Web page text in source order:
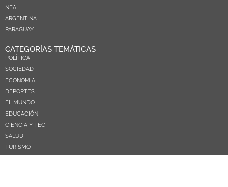
NEA
ARGENTINA
PARAGUAY
CATEGORÍAS TEMÁTICAS
POLÍTICA
SOCIEDAD
ECONOMIA
DEPORTES
EL MUNDO
EDUCACIÓN
CIENCIA Y TEC
SALUD
TURISMO